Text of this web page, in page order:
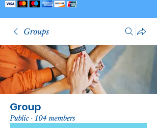
Groups
Group
Public · 104 members